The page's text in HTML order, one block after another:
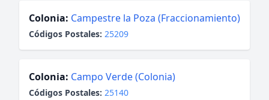
Colonia: Campestre la Poza (Fraccionamiento)
Códigos Postales: 25209
Colonia: Campo Verde (Colonia)
Códigos Postales: 25140